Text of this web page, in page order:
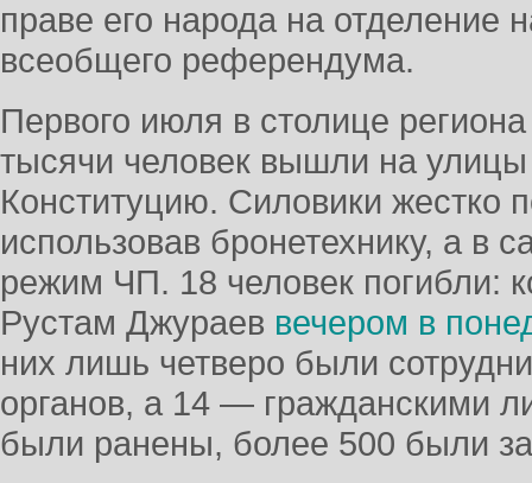
праве его народа на отделение
всеобщего референдума.
Первого июля в столице
тысячи человек вышли на
Конституцию. Силовики жестко
использовав бронетехнику, а в
режим ЧП. 18 человек погибли:
Рустам Джураев вечером в
них лишь четверо были
органов, а 14 — гражданскими
были ранены, более 500 были